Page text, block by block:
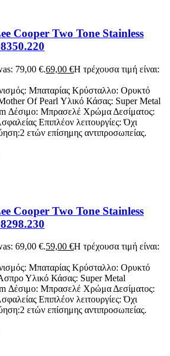
Cooper Two Tone Stainless
79,00 €.69,00 €Η τρέχουσα τιμή είναι:
Μπαταρίας Κρύσταλλο: Ορυκτό
Of Pearl Υλικό Κάσας: Super Metal
Δέσιμο: Μπρασελέ Χρώμα Δεσίματος:
Επιπλέον λειτουργίες: Όχι
ετών επίσημης αντιπροσωπείας.
Cooper Two Tone Stainless
69,00 €.59,00 €Η τρέχουσα τιμή είναι:
Μπαταρίας Κρύσταλλο: Ορυκτό
Υλικό Κάσας: Super Metal
Δέσιμο: Μπρασελέ Χρώμα Δεσίματος:
Επιπλέον λειτουργίες: Όχι
ετών επίσημης αντιπροσωπείας.